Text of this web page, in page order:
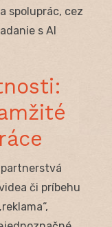
spoluprác, cez
s AI
či príbehu